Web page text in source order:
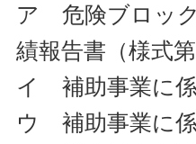
ア 危険ブロッ
績報告書（様式第
イ 補助事業に
ウ 補助事業に